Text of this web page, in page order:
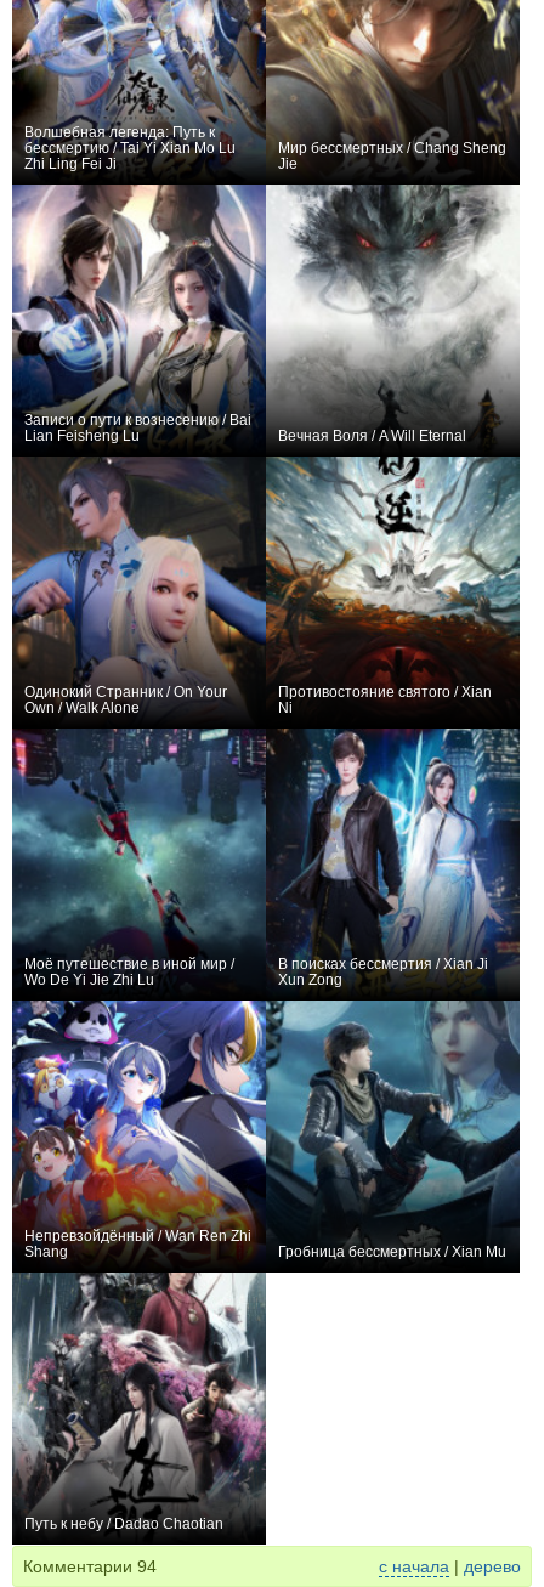
Волшебная легенда: Путь к
бессмертию / Tai Yi Xian Mo Lu
Zhi Ling Fei Ji
Мир бессмертных / Chang Sheng
Jie
Записи о пути к вознесению / Bai
Lian Feisheng Lu
Вечная Воля / A Will Eternal
Одинокий Странник / On Your
Own / Walk Alone
Противостояние святого / Xian
Ni
Моё путешествие в иной мир /
Wo De Yi Jie Zhi Lu
В поисках бессмертия / Xian Ji
Xun Zong
Непревзойдённый / Wan Ren Zhi
Shang
Гробница бессмертных / Xian Mu
Путь к небу / Dadao Chaotian
Комментарии 94 с начала | дерево